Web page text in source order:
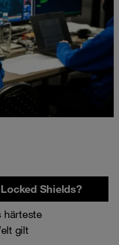
Shields?
härteste
gilt